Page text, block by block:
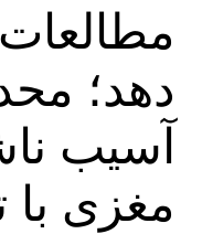
دهد؛
آسیب
مغزی